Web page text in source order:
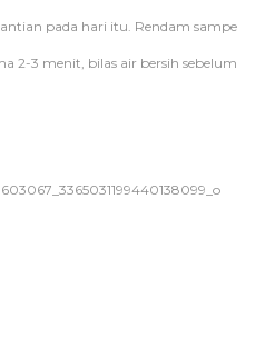
pada hari itu. Rendam sampe
2-3 menit, bilas air bersih sebelum